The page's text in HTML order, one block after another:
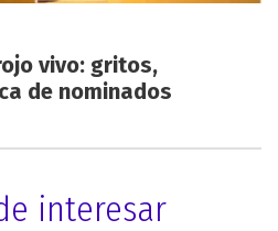
vivo: gritos,
de nominados
interesar